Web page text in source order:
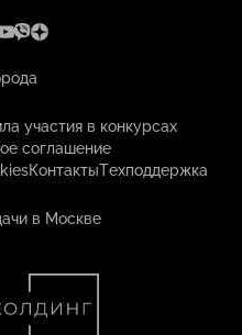
участия в конкурсах
соглашение
КонтактыТехподдержка
в Москве